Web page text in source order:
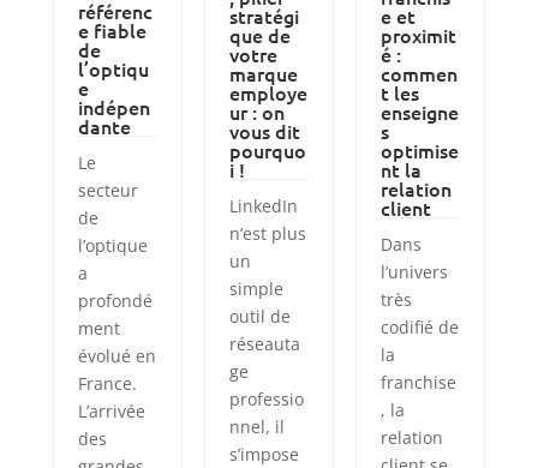
référenc
e fiable
de
l’optiqu
e
indépen
dante
Le
secteur
de
l’optique
a
profondé
ment
évolué en
France.
L’arrivée
des
stratégi
que de
votre
marque
employe
ur : on
vous dit
pourquo
i !
LinkedIn
n’est plus
un
simple
outil de
réseauta
ge
professio
nnel, il
s’impose
e et
proximit
é :
commen
t les
enseigne
s
optimise
nt la
relation
client
Dans
l’univers
très
codifié de
la
franchise
, la
relation